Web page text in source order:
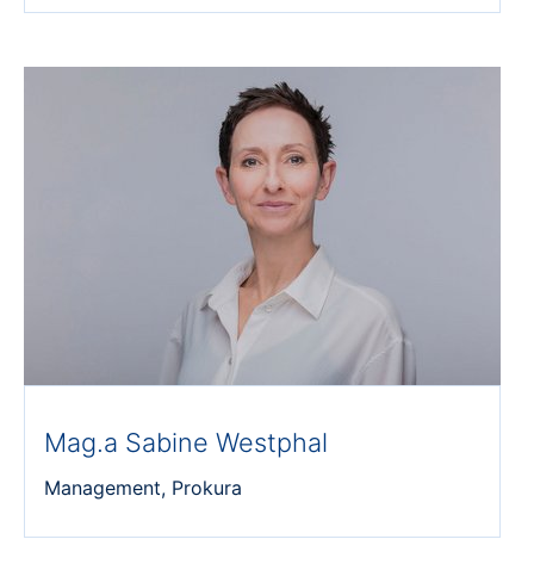
Mag.a Sabine Westphal
Management, Prokura